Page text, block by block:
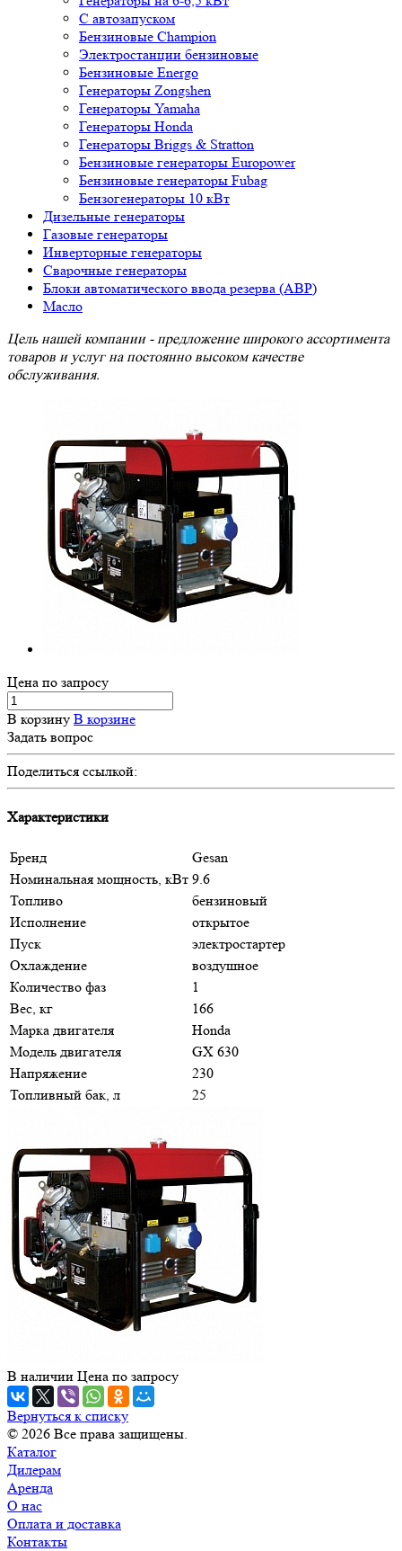
С автозапуском
Бензиновые Champion
Электростанции бензиновые
Бензиновые Energo
Генераторы Zongshen
Генераторы Yamaha
Генераторы Honda
Генераторы Briggs & Stratton
Бензиновые генераторы Europower
Бензиновые генераторы Fubag
Бензогенераторы 10 кВт
Дизельные генераторы
Газовые генераторы
Инверторные генераторы
Сварочные генераторы
Блоки автоматического ввода резерва (АВР)
Масло
Цель нашей компании - предложение широкого ассортимента
товаров и услуг на постоянно высоком качестве
обслуживания.
Цена по запросу
В корзину В корзине
Задать вопрос
Поделиться ссылкой:
Характеристики
Бренд
Gesan
Номинальная мощность, кВт 9.6
Топливо
бензиновый
Исполнение
открытое
Пуск
электростартер
Охлаждение
воздушное
Количество фаз
1
Вес, кг
166
Марка двигателя
Honda
Модель двигателя
GX 630
Напряжение
230
Топливный бак, л
25
В наличии Цена по запросу
Вернуться к списку
© 2026 Все права защищены.
Каталог
Дилерам
Аренда
О нас
Оплата и доставка
Контакты